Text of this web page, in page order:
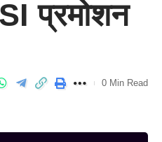
प्रमोशन
0 Min Read